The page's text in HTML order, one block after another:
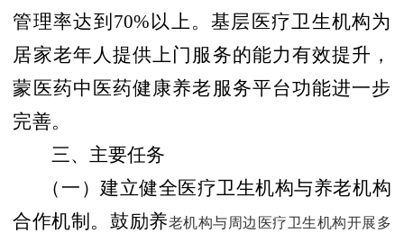
管理率达到 70% 以上。基层医疗卫生机构为
居家老年人提供上门服务的能力有效提升，
蒙医药中医药健康养老服务平台功能进一步
完善。
三、主要任务
（一）建立健全医疗卫生机构与养老机构
合作机制。 鼓励养老机构与周边医疗卫生机构开展多